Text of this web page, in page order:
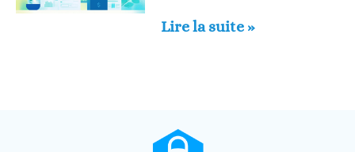
Lire la suite »